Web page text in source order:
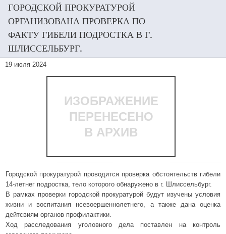
ГОРОДСКОЙ ПРОКУРАТУРОЙ
ОРГАНИЗОВАНА ПРОВЕРКА ПО
ФАКТУ ГИБЕЛИ ПОДРОСТКА В Г.
ШЛИССЕЛЬБУРГ.
19 июля 2024
ИЗОБРАЖЕНИЕ
ПЕРЕНЕСЕНО
В АРХИВ
Городской прокуратурой проводится проверка обстоятельств гибели
14-летнег подростка, тело которого обнаружено в г. Шлиссельбург.
В рамках проверки городской прокуратурой будут изучены условия
жизни и воспитания нсевоершеннолетнего, а также дана оценка
дейтсвиям органов профилактики.
Ход расследования уголовного дела поставлен на контроль